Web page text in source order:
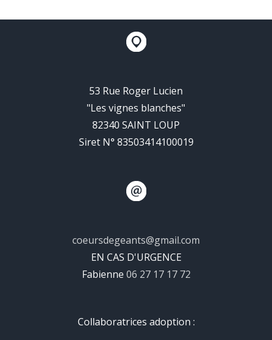
53 Rue Roger Lucien
"Les vignes blanches"
82340 SAINT LOUP
Siret N° 83503414100019
coeursdegeants@gmail.com
EN CAS D'URGENCE
Fabienne 06 27 17 17 72
Collaboratrices adoption :